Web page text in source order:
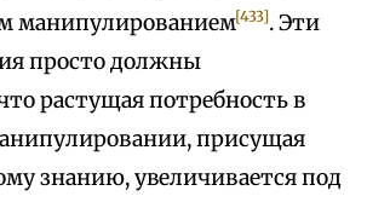
манипулированием[433]. Эти
просто должны
растущая потребность в
присущая
знанию, увеличивается под